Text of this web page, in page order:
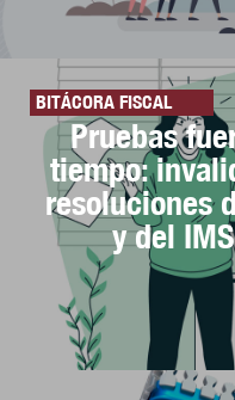
BITÁCORA FISCAL
Pruebas
tiempo:
resoluciones
y del